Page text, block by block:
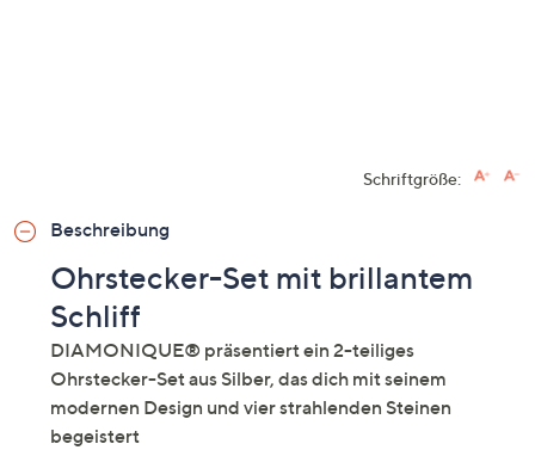
Schriftgröße:
Beschreibung
Ohrstecker-Set mit brillantem
Schliff
DIAMONIQUE® präsentiert ein 2-teiliges
Ohrstecker-Set aus Silber, das dich mit seinem
modernen Design und vier strahlenden Steinen
begeistert